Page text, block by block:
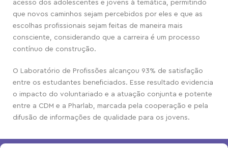
acesso dos adolescentes e jovens à temática, permitindo
que novos caminhos sejam percebidos por eles e que as
escolhas profissionais sejam feitas de maneira mais
consciente, considerando que a carreira é um processo
contínuo de construção.
O Laboratório de Profissões alcançou 93% de satisfação
entre os estudantes beneficiados. Esse resultado evidencia
o impacto do voluntariado e a atuação conjunta e potente
entre a CDM e a Pharlab, marcada pela cooperação e pela
difusão de informações de qualidade para os jovens.